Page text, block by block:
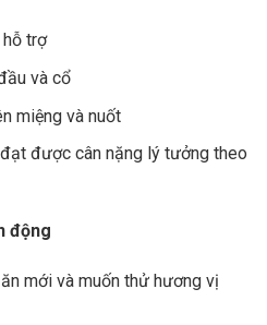
trợ
và cổ
miệng và nuốt
được cân nặng lý tưởng theo
động
mới và muốn thử hương vị